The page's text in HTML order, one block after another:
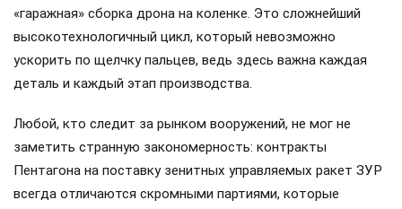
«гаражная» сборка дрона на коленке. Это сложнейший
высокотехнологичный цикл, который невозможно
ускорить по щелчку пальцев, ведь здесь важна каждая
деталь и каждый этап производства.
Любой, кто следит за рынком вооружений, не мог не
заметить странную закономерность: контракты
Пентагона на поставку зенитных управляемых ракет ЗУР
всегда отличаются скромными партиями, которые